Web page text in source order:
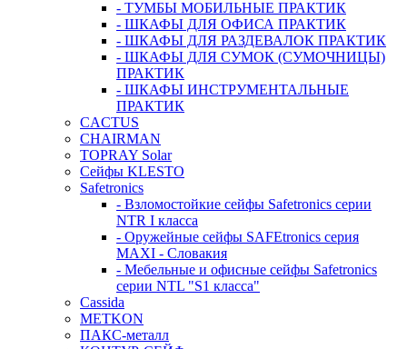
- ТУМБЫ МОБИЛЬНЫЕ ПРАКТИК
- ШКАФЫ ДЛЯ ОФИСА ПРАКТИК
- ШКАФЫ ДЛЯ РАЗДЕВАЛОК ПРАКТИК
- ШКАФЫ ДЛЯ СУМОК (СУМОЧНИЦЫ)
ПРАКТИК
- ШКАФЫ ИНСТРУМЕНТАЛЬНЫЕ
ПРАКТИК
CACTUS
CHAIRMAN
TOPRAY Solar
Сейфы KLESTO
Safetronics
- Взломостойкие сейфы Safetronics серии
NTR I класса
- Оружейные сейфы SAFEtronics серия
MAXI - Словакия
- Мебельные и офисные сейфы Safetronics
серии NTL "S1 класса"
Cassida
METKON
ПАКС-металл